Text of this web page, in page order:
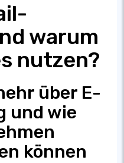
warum
nutzen?
über E-
und wie
können